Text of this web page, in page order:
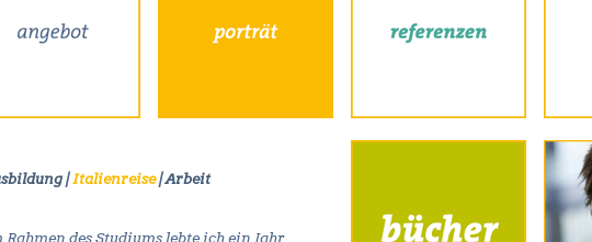
|Italienreise|Arbeit
Rahmen des Studiums lebte ich ein Jahr